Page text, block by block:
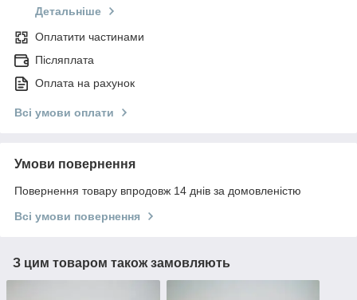
Детальніше
Оплатити частинами
Післяплата
Оплата на рахунок
Всі умови оплати
Умови повернення
Повернення товару впродовж 14 днів за домовленістю
Всі умови повернення
З цим товаром також замовляють